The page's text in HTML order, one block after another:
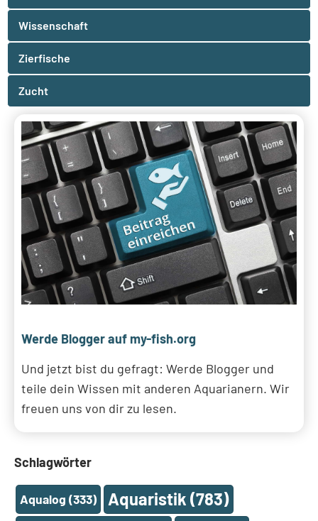
Wissenschaft
Zierfische
Zucht
Werde Blogger auf my-fish.org
Und jetzt bist du gefragt: Werde Blogger und
teile dein Wissen mit anderen Aquarianern. Wir
freuen uns von dir zu lesen.
Schlagwörter
Aqualog (333) Aquaristik (783)